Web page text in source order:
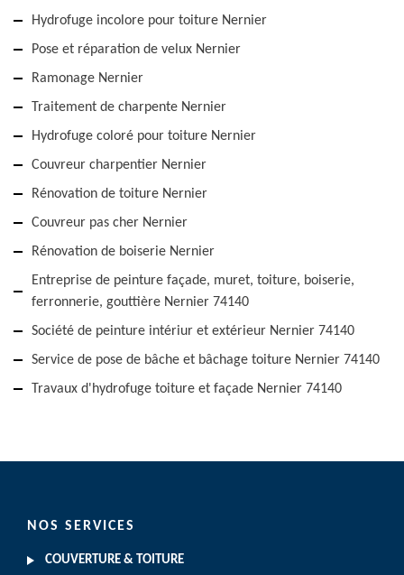
Hydrofuge incolore pour toiture Nernier
Pose et réparation de velux Nernier
Ramonage Nernier
Traitement de charpente Nernier
Hydrofuge coloré pour toiture Nernier
Couvreur charpentier Nernier
Rénovation de toiture Nernier
Couvreur pas cher Nernier
Rénovation de boiserie Nernier
Entreprise de peinture façade, muret, toiture, boiserie,
ferronnerie, gouttière Nernier 74140
Société de peinture intériur et extérieur Nernier 74140
Service de pose de bâche et bâchage toiture Nernier 74140
Travaux d'hydrofuge toiture et façade Nernier 74140
NOS SERVICES
COUVERTURE & TOITURE